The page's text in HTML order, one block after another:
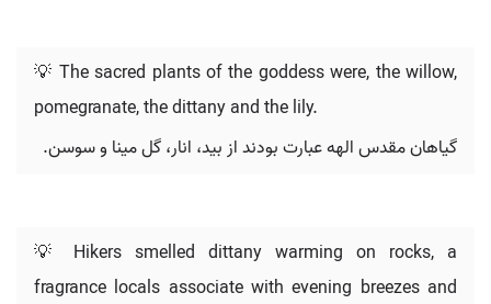
💡 The sacred plants of the goddess were, the willow,
pomegranate, the dittany and the lily.
گیاهان مقدس الهه عبارت بودند از بید، انار، گل مینا و سوسن.
💡 Hikers smelled dittany warming on rocks, a
fragrance locals associate with evening breezes and